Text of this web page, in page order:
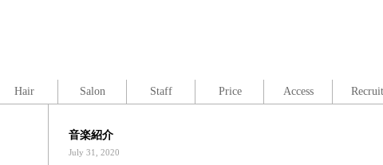
音楽紹介
July 31, 2020
Hair Salon Staff Price Access Recruit